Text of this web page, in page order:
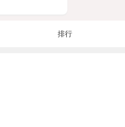
排行